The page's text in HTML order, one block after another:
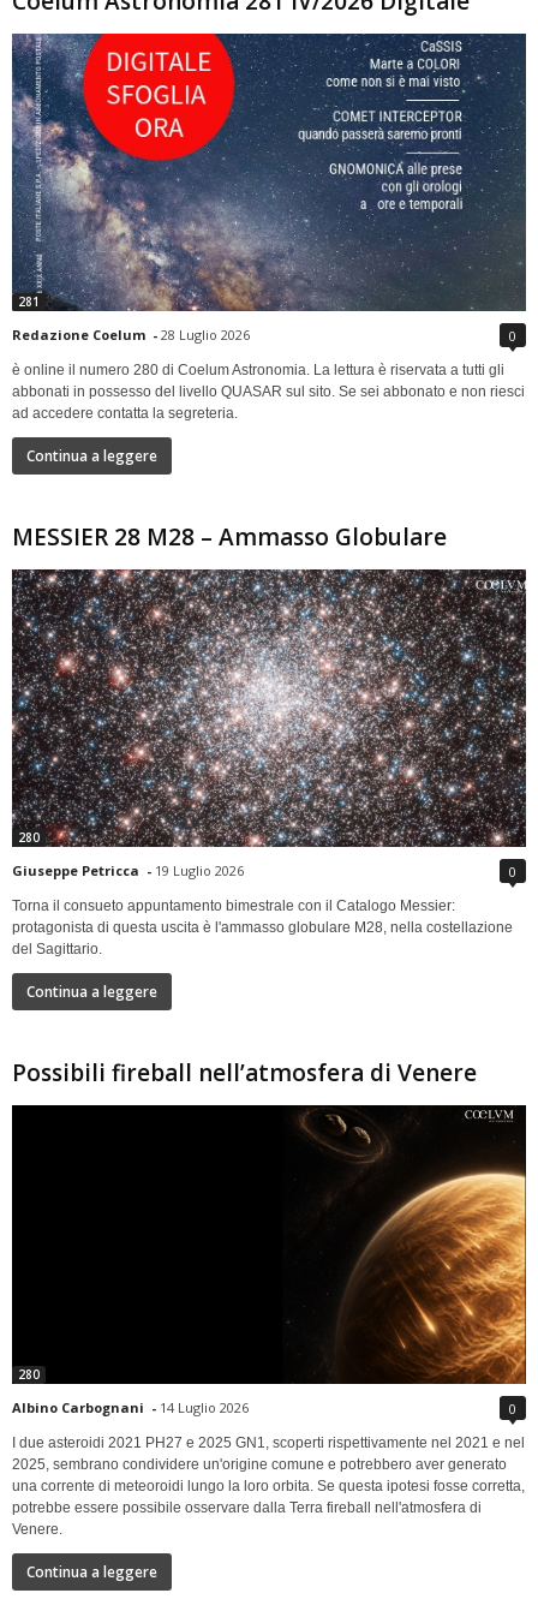
281
Redazione Coelum - 28 Luglio 2026 0
è online il numero 280 di Coelum Astronomia. La lettura è riservata a tutti gli
abbonati in possesso del livello QUASAR sul sito. Se sei abbonato e non riesci
ad accedere contatta la segreteria.
Continua a leggere
MESSIER 28 M28 – Ammasso Globulare
280
Giuseppe Petricca - 19 Luglio 2026 0
Torna il consueto appuntamento bimestrale con il Catalogo Messier:
protagonista di questa uscita è l'ammasso globulare M28, nella costellazione
del Sagittario.
Continua a leggere
Possibili fireball nell’atmosfera di Venere
280
Albino Carbognani - 14 Luglio 2026 0
I due asteroidi 2021 PH27 e 2025 GN1, scoperti rispettivamente nel 2021 e nel
2025, sembrano condividere un'origine comune e potrebbero aver generato
una corrente di meteoroidi lungo la loro orbita. Se questa ipotesi fosse corretta,
potrebbe essere possibile osservare dalla Terra fireball nell'atmosfera di
Venere.
Continua a leggere